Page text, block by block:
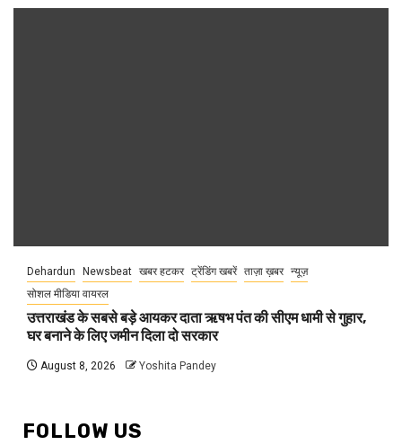
Dehardun Newsbeat खबर हटकर ट्रेंडिंग खबरें ताज़ा ख़बर न्यूज़
सोशल मीडिया वायरल
उत्तराखंड के सबसे बड़े आयकर दाता ऋषभ पंत की सीएम धामी से गुहार,
घर बनाने के लिए जमीन दिला दो सरकार
August 8, 2026 Yoshita Pandey
FOLLOW US